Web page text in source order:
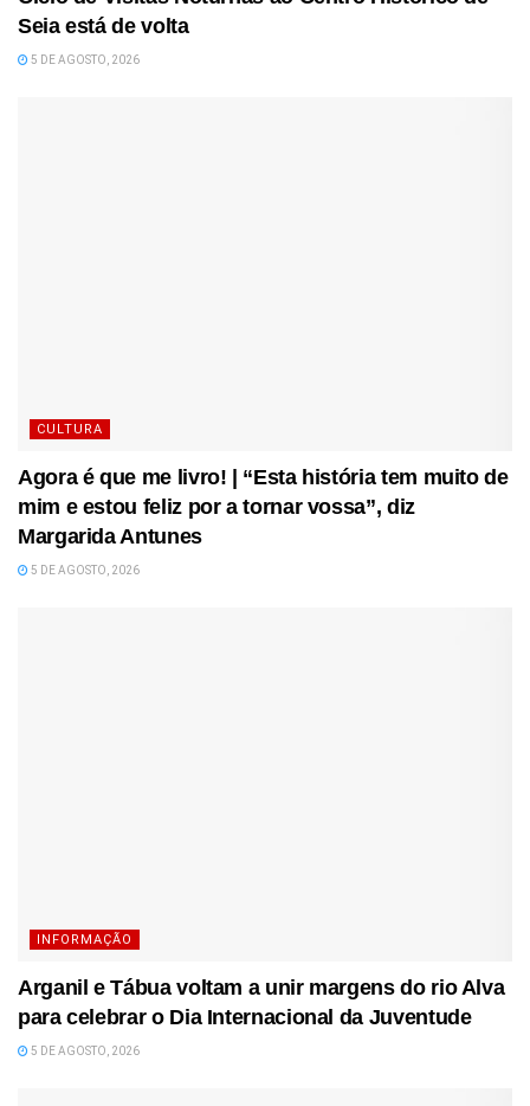
Seia está de volta
5 DE AGOSTO, 2026
CULTURA
Agora é que me livro! | “Esta história tem muito de
mim e estou feliz por a tornar vossa”, diz
Margarida Antunes
5 DE AGOSTO, 2026
INFORMAÇÃO
Arganil e Tábua voltam a unir margens do rio Alva
para celebrar o Dia Internacional da Juventude
5 DE AGOSTO, 2026